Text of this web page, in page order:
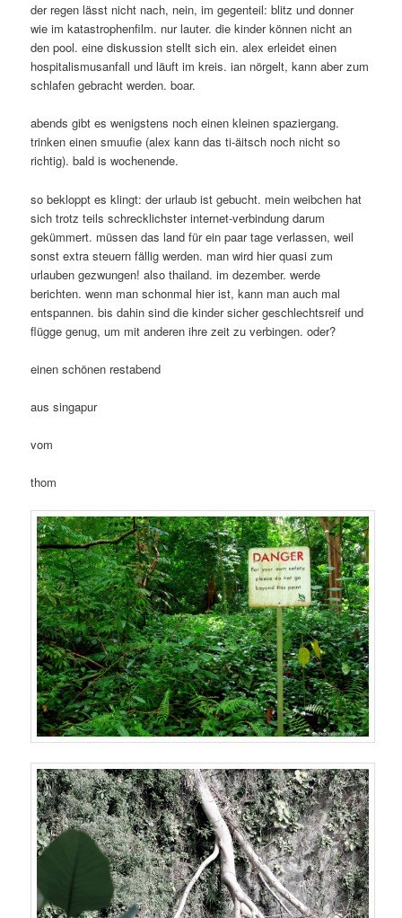
der regen lässt nicht nach, nein, im gegenteil: blitz und donner
wie im katastrophenfilm. nur lauter. die kinder können nicht an
den pool. eine diskussion stellt sich ein. alex erleidet einen
hospitalismusanfall und läuft im kreis. ian nörgelt, kann aber zum
schlafen gebracht werden. boar.
abends gibt es wenigstens noch einen kleinen spaziergang.
trinken einen smuufie (alex kann das ti-äitsch noch nicht so
richtig). bald is wochenende.
so bekloppt es klingt: der urlaub ist gebucht. mein weibchen hat
sich trotz teils schrecklichster internet-verbindung darum
gekümmert. müssen das land für ein paar tage verlassen, weil
sonst extra steuern fällig werden. man wird hier quasi zum
urlauben gezwungen! also thailand. im dezember. werde
berichten. wenn man schonmal hier ist, kann man auch mal
entspannen. bis dahin sind die kinder sicher geschlechtsreif und
flügge genug, um mit anderen ihre zeit zu verbingen. oder?
einen schönen restabend
aus singapur
vom
thom